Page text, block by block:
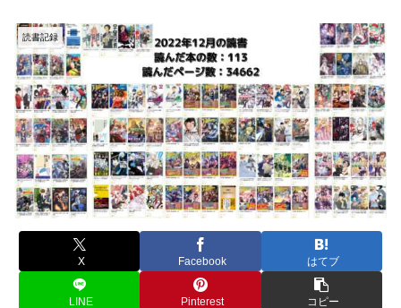
読書記録
X Facebook はてブ
LINE Pinterest コピー